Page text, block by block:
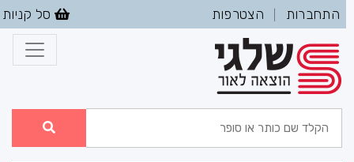
התחברות הצטרפות סל קניות